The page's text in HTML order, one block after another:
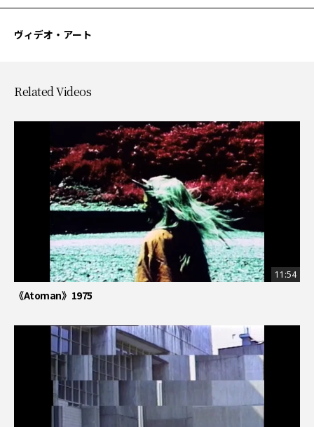
ヴィデオ・アート
Related Videos
11:54
《Atoman》1975